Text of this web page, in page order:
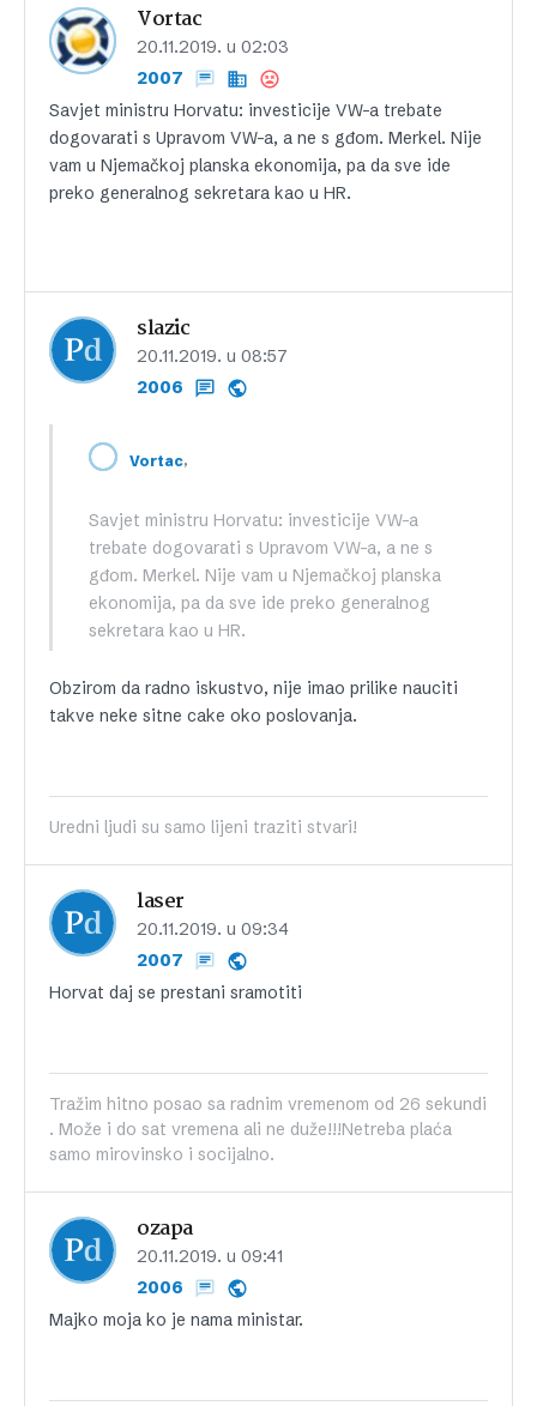
Vortac
20.11.2019. u 02:03
2007
Savjet ministru Horvatu: investicije VW-a trebate
dogovarati s Upravom VW-a, a ne s gđom. Merkel. Nije
vam u Njemačkoj planska ekonomija, pa da sve ide
preko generalnog sekretara kao u HR.
slazic
20.11.2019. u 08:57
2006
Vortac,
Savjet ministru Horvatu: investicije VW-a
trebate dogovarati s Upravom VW-a, a ne s
gđom. Merkel. Nije vam u Njemačkoj planska
ekonomija, pa da sve ide preko generalnog
sekretara kao u HR.
Obzirom da radno iskustvo, nije imao prilike nauciti
takve neke sitne cake oko poslovanja.
Uredni ljudi su samo lijeni traziti stvari!
laser
20.11.2019. u 09:34
2007
Horvat daj se prestani sramotiti
Tražim hitno posao sa radnim vremenom od 26 sekundi
. Može i do sat vremena ali ne duže!!!Netreba plaća
samo mirovinsko i socijalno.
ozapa
20.11.2019. u 09:41
2006
Majko moja ko je nama ministar.